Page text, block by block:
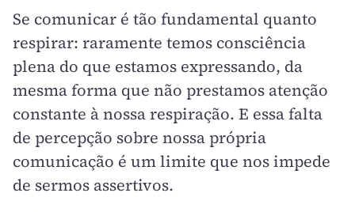
Se comunicar é tão fundamental quanto
respirar: raramente temos consciência
plena do que estamos expressando, da
mesma forma que não prestamos atenção
constante à nossa respiração. E essa falta
de percepção sobre nossa própria
comunicação é um limite que nos impede
de sermos assertivos.